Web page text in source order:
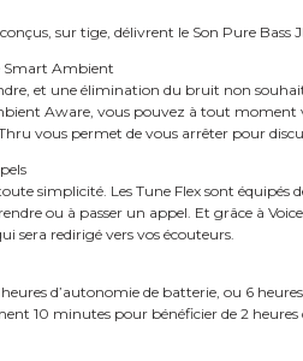
sur tige, délivrent le Son Pure Bass
Smart Ambient
et une élimination du bruit non
Aware, vous pouvez à tout
vous permet de vous arrêter pour
simplicité. Les Tune Flex sont
ou à passer un appel. Et grâce à
sera redirigé vers vos écouteurs.
d’autonomie de batterie, ou 6
10 minutes pour bénéficier de 2 heures